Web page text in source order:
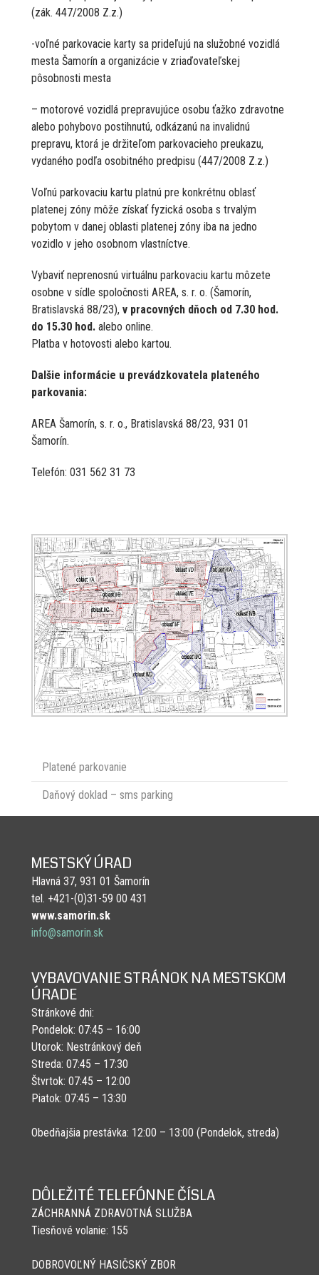
(zák. 447/2008 Z.z.)
-voľné parkovacie karty sa prideľujú na služobné vozidlá
mesta Šamorín a organizácie v zriaďovateľskej
pôsobnosti mesta
– motorové vozidlá prepravujúce osobu ťažko zdravotne
alebo pohybovo postihnutú, odkázanú na invalidnú
prepravu, ktorá je držiteľom parkovacieho preukazu,
vydaného podľa osobitného predpisu (447/2008 Z.z.)
Voľnú parkovaciu kartu platnú pre konkrétnu oblasť
platenej zóny môže získať fyzická osoba s trvalým
pobytom v danej oblasti platenej zóny iba na jedno
vozidlo v jeho osobnom vlastníctve.
Vybaviť neprenosnú virtuálnu parkovaciu kartu môzete
osobne v sídle spoločnosti AREA, s. r. o. (Šamorín,
Bratislavská 88/23), v pracovných dňoch od 7.30 hod.
do 15.30 hod. alebo online.
Platba v hotovosti alebo kartou.
Dalšie informácie u prevádzkovatela plateného
parkovania:
AREA Šamorín, s. r. o., Bratislavská 88/23, 931 01
Šamorín.
Telefón: 031 562 31 73
Platené parkovanie
Daňový doklad – sms parking
MESTSKÝ ÚRAD
Hlavná 37, 931 01 Šamorín
tel. +421-(0)31-59 00 431
www.samorin.sk
info@samorin.sk
VYBAVOVANIE STRÁNOK NA MESTSKOM
ÚRADE
Stránkové dni:
Pondelok: 07:45 – 16:00
Utorok: Nestránkový deň
Streda: 07:45 – 17:30
Štvrtok: 07:45 – 12:00
Piatok: 07:45 – 13:30
Obedňajšia prestávka: 12:00 – 13:00 (Pondelok, streda)
DÔLEŽITÉ TELEFÓNNE ČÍSLA
ZÁCHRANNÁ ZDRAVOTNÁ SLUŽBA
Tiesňové volanie: 155
DOBROVOĽNÝ HASIČSKÝ ZBOR